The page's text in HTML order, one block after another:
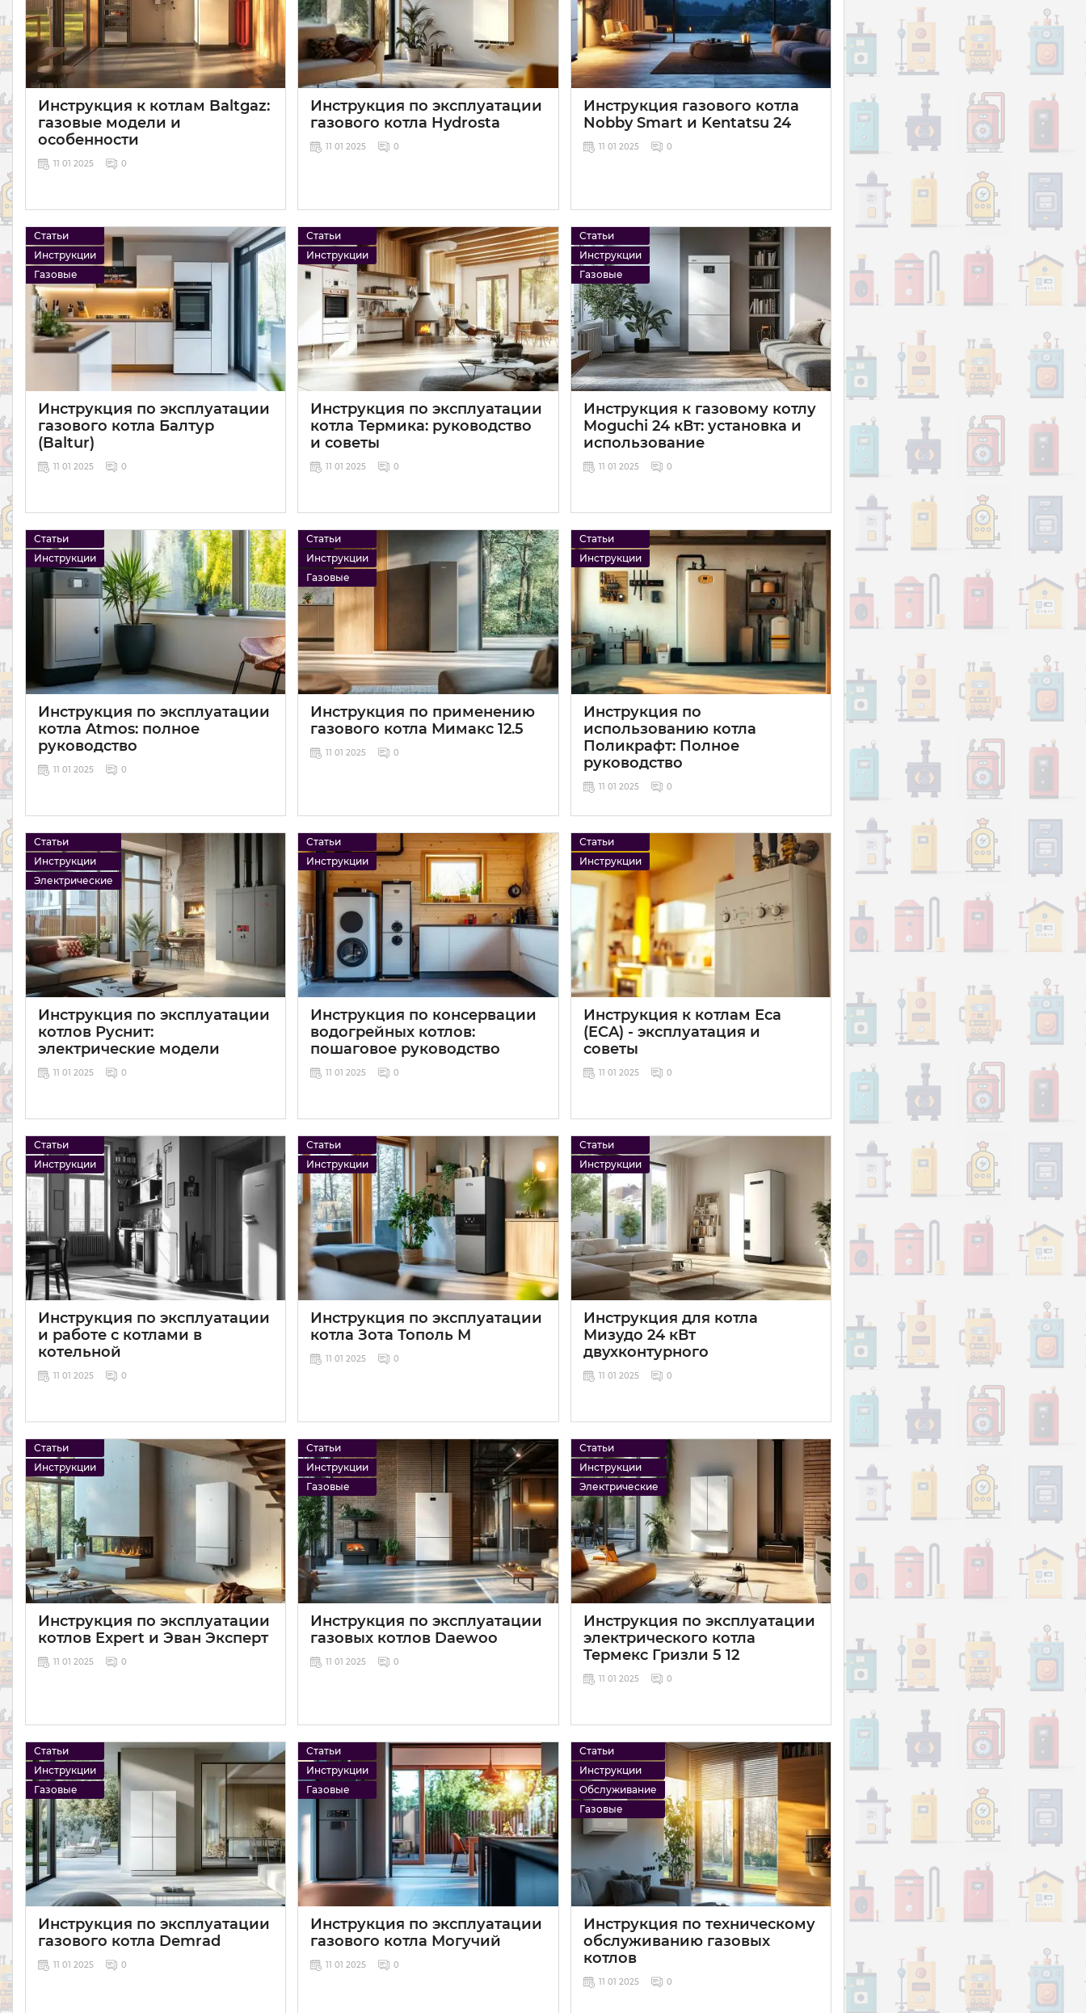
Инструкция к котлам Baltgaz:
газовые модели и
особенности
11 01 2025 0
Инструкция по эксплуатации
газового котла Hydrosta
11 01 2025 0
Инструкция газового котла
Nobby Smart и Kentatsu 24
11 01 2025 0
Статьи
Инструкции
Газовые
Инструкция по эксплуатации
газового котла Балтур
(Baltur)
11 01 2025 0
Статьи
Инструкции
Инструкция по эксплуатации
котла Термика: руководство
и советы
11 01 2025 0
Статьи
Инструкции
Газовые
Инструкция к газовому котлу
Moguchi 24 кВт: установка и
использование
11 01 2025 0
Статьи
Инструкции
Инструкция по эксплуатации
котла Atmos: полное
руководство
11 01 2025 0
Статьи
Инструкции
Газовые
Инструкция по применению
газового котла Мимакс 12.5
11 01 2025 0
Статьи
Инструкции
Инструкция по
использованию котла
Поликрафт: Полное
руководство
11 01 2025 0
Статьи
Инструкции
Электрические
Инструкция по эксплуатации
котлов Руснит:
электрические модели
11 01 2025 0
Статьи
Инструкции
Инструкция по консервации
водогрейных котлов:
пошаговое руководство
11 01 2025 0
Статьи
Инструкции
Инструкция к котлам Еса
(ECA) - эксплуатация и
советы
11 01 2025 0
Статьи
Инструкции
Инструкция по эксплуатации
и работе с котлами в
котельной
11 01 2025 0
Статьи
Инструкции
Инструкция по эксплуатации
котла Зота Тополь М
11 01 2025 0
Статьи
Инструкции
Инструкция для котла
Мизудо 24 кВт
двухконтурного
11 01 2025 0
Статьи
Инструкции
Инструкция по эксплуатации
котлов Expert и Эван Эксперт
11 01 2025 0
Статьи
Инструкции
Газовые
Инструкция по эксплуатации
газовых котлов Daewoo
11 01 2025 0
Статьи
Инструкции
Электрические
Инструкция по эксплуатации
электрического котла
Термекс Гризли 5 12
11 01 2025 0
Статьи
Инструкции
Газовые
Инструкция по эксплуатации
газового котла Demrad
11 01 2025 0
Статьи
Инструкции
Газовые
Инструкция по эксплуатации
газового котла Могучий
11 01 2025 0
Статьи
Инструкции
Обслуживание
Газовые
Инструкция по техническому
обслуживанию газовых
котлов
11 01 2025 0